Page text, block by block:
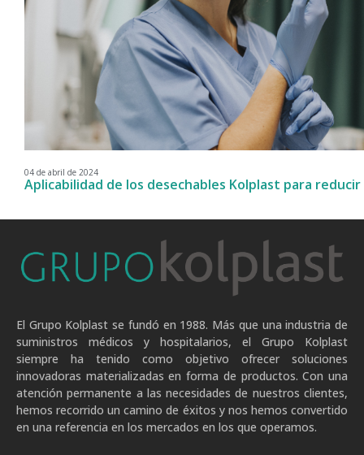
04 de abril de 2024
Aplicabilidad de los desechables Kolplast para
El Grupo Kolplast se fundó en 1988. Más que una industria de
suministros médicos y hospitalarios, el Grupo Kolplast
siempre ha tenido como objetivo ofrecer soluciones
innovadoras materializadas en forma de productos. Con una
atención permanente a las necesidades de nuestros clientes,
hemos recorrido un camino de éxitos y nos hemos convertido
en una referencia en los mercados en los que operamos.